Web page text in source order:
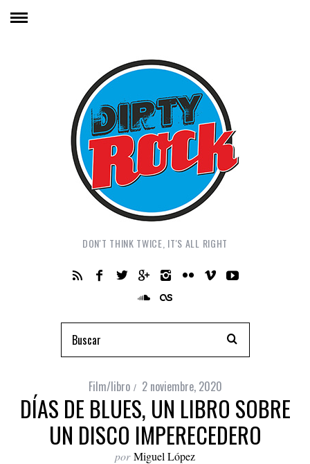
DON'T THINK TWICE, IT'S ALL RIGHT
Film/libro 2 noviembre, 2020
DÍAS DE BLUES, UN LIBRO SOBRE
UN DISCO IMPERECEDERO
por Miguel López